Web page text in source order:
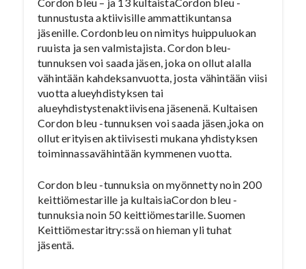
tunnustusta aktiivisille ammattikuntansa
jäsenille. Cordonbleu on nimitys huippuluokan
ruuista ja sen valmistajista. Cordon bleu-
tunnuksen voi saada jäsen, joka on ollut alalla
vähintään kahdeksanvuotta, josta vähintään viisi
vuotta alueyhdistyksen tai
alueyhdistystenaktiivisena jäsenenä. Kultaisen
Cordon bleu -tunnuksen voi saada jäsen,joka on
ollut erityisen aktiivisesti mukana yhdistyksen
toiminnassavähintään kymmenen vuotta.
Cordon bleu -tunnuksia on myönnetty noin 200
keittiömestarille ja kultaisiaCordon bleu -
tunnuksia noin 50 keittiömestarille. Suomen
Keittiömestaritry:ssä on hieman yli tuhat
jäsentä.